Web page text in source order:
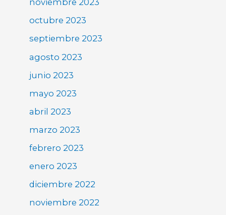
noviembre 2023
octubre 2023
septiembre 2023
agosto 2023
junio 2023
mayo 2023
abril 2023
marzo 2023
febrero 2023
enero 2023
diciembre 2022
noviembre 2022